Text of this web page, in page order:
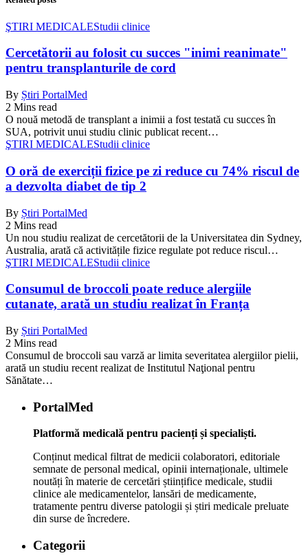
ŞTIRI MEDICALEStudii clinice
Cercetătorii au folosit cu succes "inimi reanimate"
pentru transplanturile de cord
By Știri PortalMed
2 Mins read
O nouă metodă de transplant a inimii a fost testată cu succes în
SUA, potrivit unui studiu clinic publicat recent…
ŞTIRI MEDICALEStudii clinice
O oră de exerciții fizice pe zi reduce cu 74% riscul de
a dezvolta diabet de tip 2
By Știri PortalMed
2 Mins read
Un nou studiu realizat de cercetătorii de la Universitatea din Sydney,
Australia, arată că activitățile fizice regulate pot reduce riscul…
ŞTIRI MEDICALEStudii clinice
Consumul de broccoli poate reduce alergiile
cutanate, arată un studiu realizat în Franța
By Știri PortalMed
2 Mins read
Consumul de broccoli sau varză ar limita severitatea alergiilor pielii,
arată un studiu recent realizat de Institutul Naţional pentru
Sănătate…
PortalMed
Platformă medicală pentru pacienți și specialiști.
Conținut medical filtrat de medicii colaboratori, editoriale
semnate de personal medical, opinii internaționale, ultimele
noutăți în materie de cercetări științifice medicale, studii
clinice ale medicamentelor, lansări de medicamente,
tratamente pentru diverse patologii și știri medicale preluate
din surse de încredere.
Categorii